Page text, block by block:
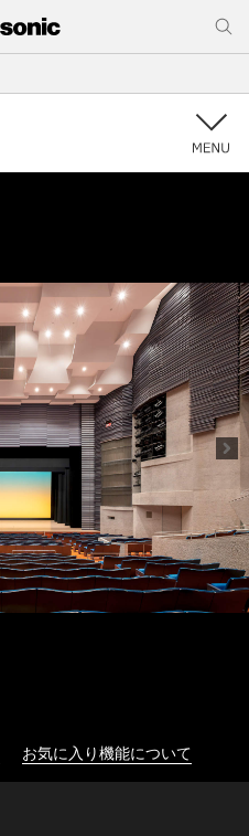
お気に入り機能について